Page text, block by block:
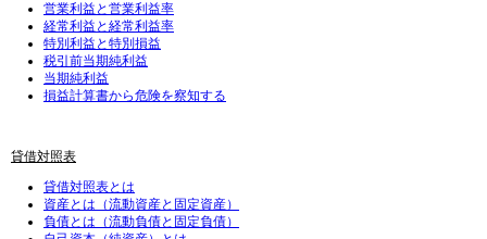
営業利益と営業利益率
経常利益と経常利益率
特別利益と特別損益
税引前当期純利益
当期純利益
損益計算書から危険を察知する
貸借対照表
貸借対照表とは
資産とは（流動資産と固定資産）
負債とは（流動負債と固定負債）